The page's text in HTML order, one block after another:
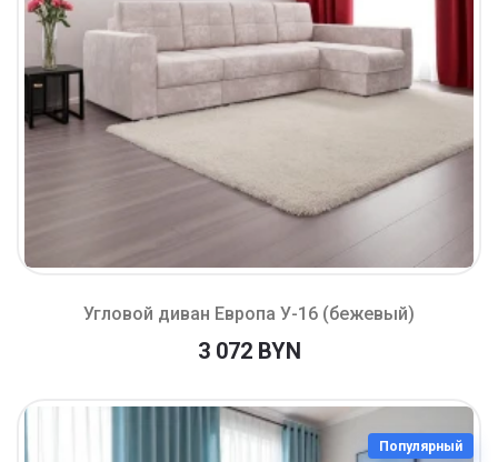
Угловой диван Европа У-16 (бежевый)
3 072 BYN
Популярный